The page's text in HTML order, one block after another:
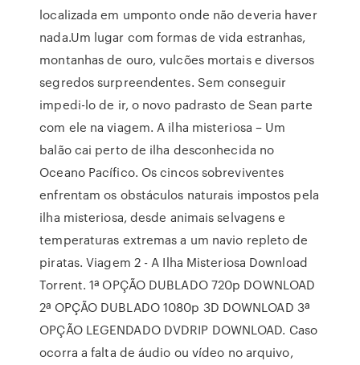
localizada em umponto onde não deveria haver
nada.Um lugar com formas de vida estranhas,
montanhas de ouro, vulcões mortais e diversos
segredos surpreendentes. Sem conseguir
impedi-lo de ir, o novo padrasto de Sean parte
com ele na viagem. A ilha misteriosa – Um
balão cai perto de ilha desconhecida no
Oceano Pacífico. Os cincos sobreviventes
enfrentam os obstáculos naturais impostos pela
ilha misteriosa, desde animais selvagens e
temperaturas extremas a um navio repleto de
piratas. Viagem 2 - A Ilha Misteriosa Download
Torrent. 1ª OPÇÃO DUBLADO 720p DOWNLOAD
2ª OPÇÃO DUBLADO 1080p 3D DOWNLOAD 3ª
OPÇÃO LEGENDADO DVDRIP DOWNLOAD. Caso
ocorra a falta de áudio ou vídeo no arquivo,